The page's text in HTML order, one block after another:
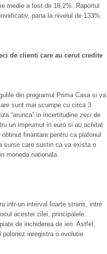
medie a fost de 18,2%. Raportul
pana la nivelul de 133%.
de clienti care au cerut credite
din programul Prima Casa si va
sunt mai scumpe cu circa 3
“arunca” in incertitudine zeci de
un imprumut in euro si au achitat
finantare pentru ca plafonul
surse care sustin ca va exista o
moneda nationala.
intr-un interval foarte strans, intre
acestei zilei, principalele
de inchiderea de ieri. Astfel,
inregistra o evolutie